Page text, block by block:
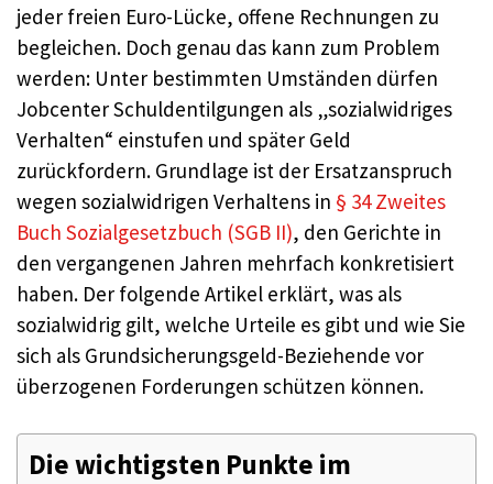
jeder freien Euro-Lücke, offene Rechnungen zu
begleichen. Doch genau das kann zum Problem
werden: Unter bestimmten Umständen dürfen
Jobcenter Schuldentilgungen als „sozialwidriges
Verhalten“ einstufen und später Geld
zurückfordern. Grundlage ist der Ersatzanspruch
wegen sozialwidrigen Verhaltens in § 34 Zweites
Buch Sozialgesetzbuch (SGB II), den Gerichte in
den vergangenen Jahren mehrfach konkretisiert
haben. Der folgende Artikel erklärt, was als
sozialwidrig gilt, welche Urteile es gibt und wie Sie
sich als Grundsicherungsgeld-Beziehende vor
überzogenen Forderungen schützen können.
Die wichtigsten Punkte im